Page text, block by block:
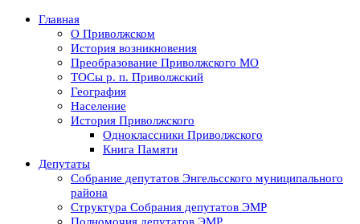
Главная
О Приволжском
История возникновения
Преобразование Приволжского МО
ТОСы р. п. Приволжский
География
Население
История Приволжского
Одноклассники Приволжского
Книга Памяти
Депутаты
Собрание депутатов Энгельсского муниципального
района
Структура Собрания депутатов ЭМР